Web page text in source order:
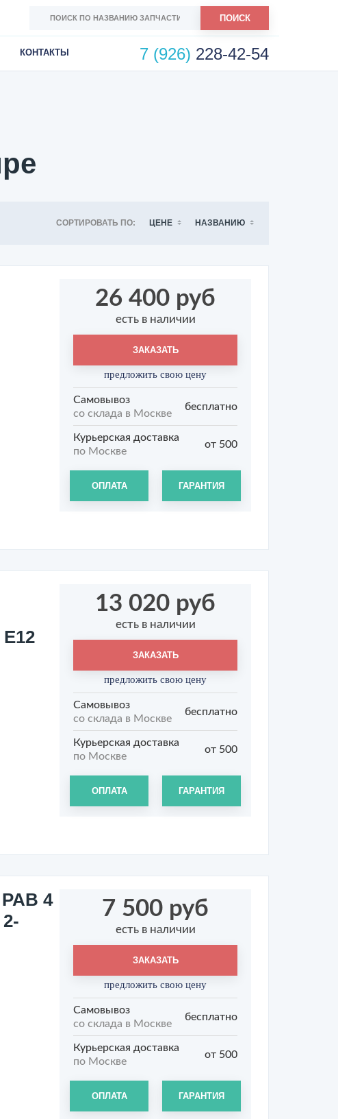
ПОИСК
КОНТАКТЫ 7 (926) 228-42-54
СОРТИРОВАТЬ ПО: ЦЕНЕ НАЗВАНИЮ
26 400 руб
есть в наличии
ЗАКАЗАТЬ
предложить свою цену
Самовывоз
со склада в Москве
бесплатно
Курьерская доставка
по Москве
от 500
ОПЛАТА ГАРАНТИЯ
13 020 руб
есть в наличии
ЗАКАЗАТЬ
предложить свою цену
Самовывоз
со склада в Москве
бесплатно
Курьерская доставка
по Москве
от 500
ОПЛАТА ГАРАНТИЯ
РАВ 4
7 500 руб
есть в наличии
ЗАКАЗАТЬ
предложить свою цену
Самовывоз
со склада в Москве
бесплатно
Курьерская доставка
по Москве
от 500
ОПЛАТА ГАРАНТИЯ